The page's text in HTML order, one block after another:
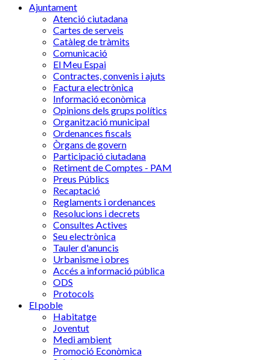
Ajuntament
Atenció ciutadana
Cartes de serveis
Catàleg de tràmits
Comunicació
El Meu Espai
Contractes, convenis i ajuts
Factura electrònica
Informació econòmica
Opinions dels grups polítics
Organització municipal
Ordenances fiscals
Òrgans de govern
Participació ciutadana
Retiment de Comptes - PAM
Preus Públics
Recaptació
Reglaments i ordenances
Resolucions i decrets
Consultes Actives
Seu electrònica
Tauler d'anuncis
Urbanisme i obres
Accés a informació pública
ODS
Protocols
El poble
Habitatge
Joventut
Medi ambient
Promoció Econòmica